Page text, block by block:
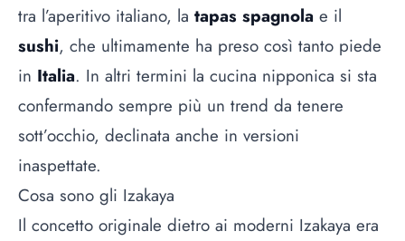
tra l’aperitivo italiano, la tapas spagnola e il
sushi, che ultimamente ha preso così tanto piede
in Italia. In altri termini la cucina nipponica si sta
confermando sempre più un trend da tenere
sott’occhio, declinata anche in versioni
inaspettate.
Cosa sono gli Izakaya
Il concetto originale dietro ai moderni Izakaya era